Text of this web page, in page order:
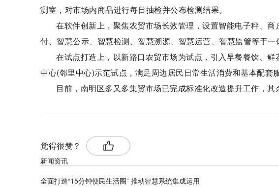
测室，对市场内商品进行每日抽检并公布检测结果。
在软件创新上，聚焦农贸市场长效管理，设置智能电子秤、
付、智慧公示、智慧检测、智慧溯源、智慧运营、智慧监管等于一
在试点打造上，以新路口农贸市场为试点，引入早餐餐饮、
中心(邻里中心)示范试点，满足周边居民日常生活消费和基本配套服
目前，南明区多又多集贸市场已完成标准化改造提升工作，其
觉得很赞？
新闻资讯
全面打造“15分钟便民生活圈” 推动智慧系统集成运用